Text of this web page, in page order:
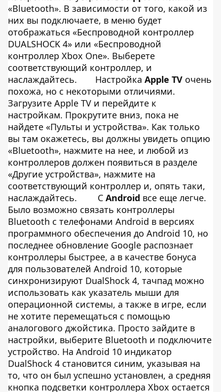
«Bluetooth». В зависимости от того, какой из
них вы подключаете, в меню будет
отображаться «Беспроводной контроллер
DUALSHOCK 4» или «Беспроводной
контроллер Xbox One». Выберете
соответствующий контроллер, и
наслаждайтесь.
Настройка Apple TV очень
похожа, но с некоторыми отличиями.
Загрузите Apple TV и перейдите к
настройкам. Прокрутите вниз, пока не
найдете «Пульты и устройства». Как только
вы там окажетесь, вы должны увидеть опцию
«Bluetooth», нажмите на нее, и любой из
контроллеров должен появиться в разделе
«Другие устройства», нажмите на
соответствующий контроллер и, опять таки,
наслаждайтесь.
С Android все еще легче.
Было возможно связать контроллеры
Bluetooth с телефонами Android в версиях
программного обеспечения до Android 10, но
последнее обновление Google распознает
контроллеры быстрее, а в качестве бонуса
для пользователей Android 10, которые
синхронизируют DualShock 4, тачпад можно
использовать как указатель мыши для
операционной системы, а также в игре, если
не хотите перемещаться с помощью
аналогового джойстика. Просто зайдите в
настройки, выберите Bluetooth и подключите
устройство. На Android 10 индикатор
DualShock 4 становится синим, указывая на
то, что он был успешно установлен, а средняя
кнопка подсветки контроллера Xbox остается